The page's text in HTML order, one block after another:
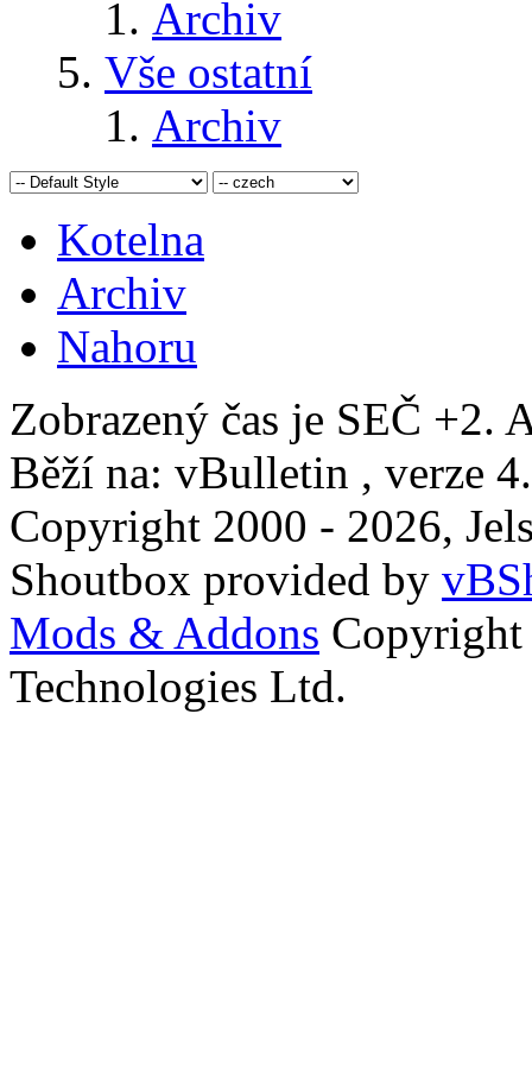
Archiv
Vše ostatní
Archiv
Kotelna
Archiv
Nahoru
Zobrazený čas je SEČ +2.
Běží na: vBulletin , verze
Copyright 2000 - 2026,
Shoutbox provided by
Mods & Addons
Technologies Ltd.